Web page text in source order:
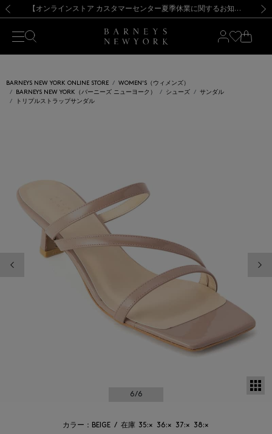
新規登録のお客様も対象！＜MY BARNEYS＞会員のお客様は11,000円（税込）以上のお買上げで常時送料無料！お買い物の際は会員登録を！
【夏季休業に伴う出荷一時停止のお知らせ】(2026.8.7) 【オンラインストア カスタマーセンター夏季休業に関するお知らせ】（2026.8.7）
【夏季休業に伴う返品・交換承り一時停止のお知らせ】（2026.8.5）
熊本県を中心とした地震の影響によるお荷物のお届けについて
【開催中】SUMMER SALEのご案内・ご注意事項 新規登録のお客様も対象！＜MY BARNEYS＞会員のお客様は11,000円（税込）以上のお買上げで常時送料無料！お買い物の際は会員登録を！
【夏季休業に伴う出荷一時停止のお知らせ】(2026.8.7)
BARNEYS NEW YORK ONLINE STORE
WOMEN'S（ウィメンズ）
BARNEYS NEW YORK（バーニーズ ニューヨーク）
シューズ
サンダル
トリプルストラップサンダル
6/6
カラー：BEIGE / 在庫 35:× 36:× 37:× 38:×